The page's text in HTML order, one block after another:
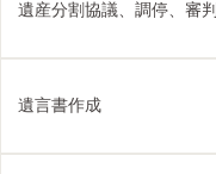
遺産分割協議、調停、審判
遺言書作成